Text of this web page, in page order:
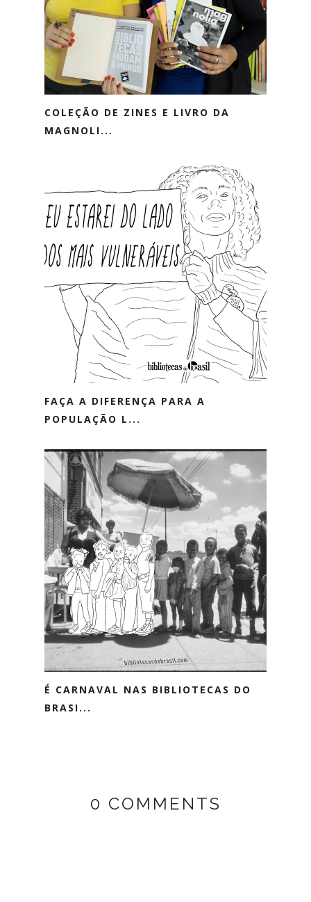
COLEÇÃO DE ZINES E LIVRO DA
MAGNOLI...
FAÇA A DIFERENÇA PARA A
POPULAÇÃO L...
É CARNAVAL NAS BIBLIOTECAS DO
BRASI...
0 COMMENTS